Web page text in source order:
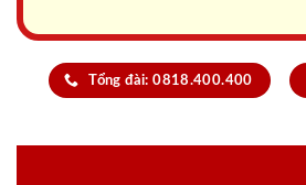
Tổng đài: 0818.400.400